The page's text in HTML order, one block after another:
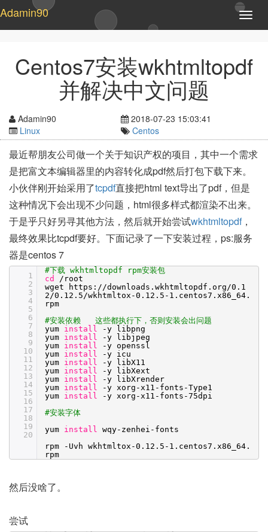
T
o
e
a
t
o
n
Adamin90
Centos7安装wkhtmltopdf
并解决中文问题
Adamin90
2018-07-23 15:03:41
Linux
Centos
最近帮朋友公司做一个关于知识产权的项目，其中一个需求
是把富文本编辑器里的内容转化成pdf然后打包下载下来。
小伙伴刚开始采用了tcpdf直接把html text导出了pdf，但是
这种情况下会出现不少问题，html很多样式都渲染不出来。
于是乎只好另寻其他方法，然后就开始尝试wkhtmltopdf，
最终效果比tcpdf要好。下面记录了一下安装过程，ps:服务
器是centos 7
1
2
3
4
5
6
7
8
9
10
11
12
13
14
15
16
17
18
19
20
#下载 wkhtmltopdf rpm安装包
cd
/root
wget https: //downloads .wkhtmltopdf.org /0 .1
2 /0 .12.5 /wkhtmltox-0 .12.5-1.centos7.x86_64.
rpm
#安装依赖 这些都执行下，否则安装会出问题
yum install
-y libpng
yum install
-y libjpeg
yum install
-y openssl
yum install
-y icu
yum install
-y libX11
yum install
-y libXext
yum install
-y libXrender
yum install
-y xorg-x11-fonts-Type1
yum install
-y xorg-x11-fonts-75dpi
#安装字体
yum install
wqy-zenhei-fonts
rpm -Uvh wkhtmltox-0.12.5-1.centos7.x86_64.
rpm
然后没啥了。
尝试